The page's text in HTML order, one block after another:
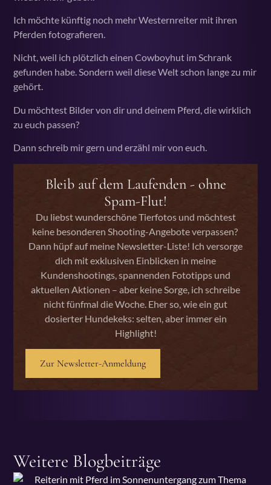
Ich möchte künftig noch mehr Westernreiter mit ihren
Pferden fotografieren.
Nicht, weil ich plötzlich einen Cowboyhut im Schrank
gefunden habe. Sondern weil diese Welt schon lange zu mir
gehört.
Du möchtest Bilder von dir und deinem Pferd, die wirklich
zu euch passen?
Dann schreib mir gern und erzähl mir von euch.
Bleib auf dem Laufenden - ohne
Spam-Flut!
Du liebst wunderschöne Tierfotos und möchtest
keine besonderen Shooting-Angebote verpassen?
Dann hüpf auf meine Newsletter-Liste! Ich versorge
dich mit exklusiven Einblicken in meine
Kundenshootings, spannenden Fototipps und
aktuellen Aktionen – aber keine Sorge, ich schreibe
nicht fünfmal die Woche. Eher so, wie ein gut
dosierter Hundekeks: selten, aber immer ein
Highlight!
Zur Newsletter-Anmeldung
Weitere Blogbeiträge